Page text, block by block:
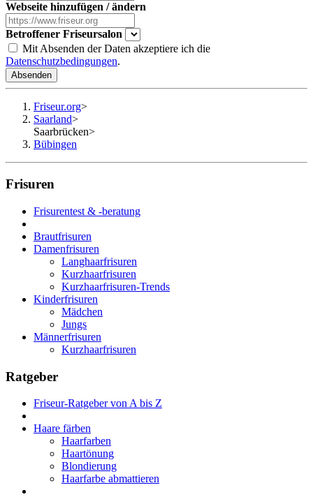
Webseite hinzufügen / ändern
Betroffener Friseursalon
Mit Absenden der Daten akzeptiere ich die
Datenschutzbedingungen.
Absenden
Friseur.org>
Saarland>
Saarbrücken>
Bübingen
Frisuren
Frisurentest & -beratung
Brautfrisuren
Damenfrisuren
Langhaarfrisuren
Kurzhaarfrisuren
Kurzhaarfrisuren-Trends
Kinderfrisuren
Mädchen
Jungs
Männerfrisuren
Kurzhaarfrisuren
Ratgeber
Friseur-Ratgeber von A bis Z
Haare färben
Haarfarben
Haartönung
Blondierung
Haarfarbe abmattieren